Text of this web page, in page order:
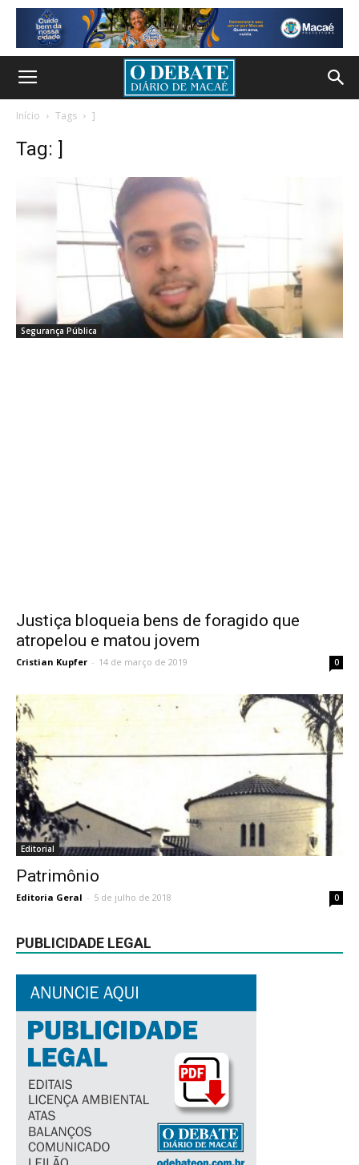
Início Tags ]
Tag: ]
Segurança Pública
Justiça bloqueia bens de foragido que
atropelou e matou jovem
Cristian Kupfer - 14 de março de 2019 0
Editorial
Patrimônio
Editoria Geral - 5 de julho de 2018 0
PUBLICIDADE LEGAL